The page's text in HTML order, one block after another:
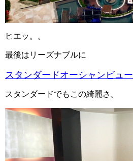
ヒエッ。。
最後はリーズナブルに
スタンダードオーシャンビュー
スタンダードでもこの綺麗さ。